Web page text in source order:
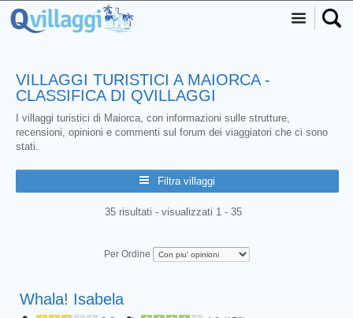
VILLAGGI TURISTICI A MAIORCA -
CLASSIFICA DI QVILLAGGI
I villaggi turistici di Maiorca, con informazioni sulle strutture,
recensioni, opinioni e commenti sul forum dei viaggiatori che ci sono
stati.
Filtra villaggi
35 risultati - visualizzati 1 - 35
Per Ordine
Whala! Isabela